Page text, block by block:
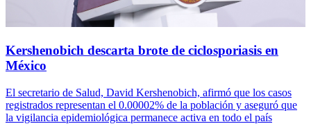
Kershenobich descarta brote de ciclosporiasis en
México
El secretario de Salud, David Kershenobich, afirmó que los casos
registrados representan el 0.00002% de la población y aseguró que
la vigilancia epidemiológica permanece activa en todo el país